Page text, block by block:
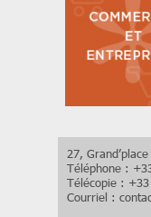
27,
Téléphone :
Télécopie :
Courriel :